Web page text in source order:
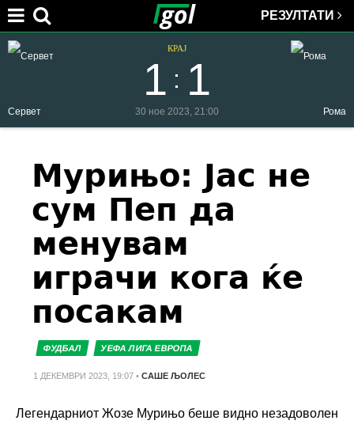
Jump to navigation
РЕЗУЛТАТИ
Сервет Рома
1 : 1
КРАЈ
30 ное 2023, 21:00
You
are
here
Мурињо: Јас не
сум Пеп да
менувам
играчи кога ќе
посакам
ФУДБАЛ УЕФА ЛИГА ЕВРОПА
1 ДЕКЕМВРИ 2023, 19:07 •САШЕ ЉОЛЕС
Легендарниот Жозе Мурињо беше видно незадоволен